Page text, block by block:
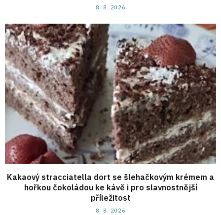
8. 8. 2026
Kakaový stracciatella dort se šlehačkovým krémem a
hořkou čokoládou ke kávě i pro slavnostnější
příležitost
8. 8. 2026